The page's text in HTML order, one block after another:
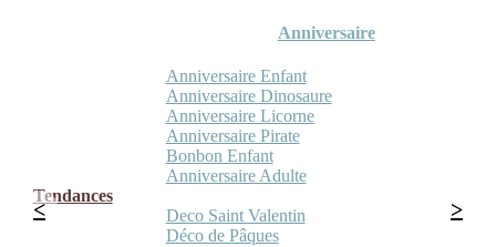
Anniversaire
Anniversaire Enfant
Anniversaire Dinosaure
Anniversaire Licorne
Anniversaire Pirate
Bonbon Enfant
Anniversaire Adulte
Tendances
Deco Saint Valentin
Déco de Pâques